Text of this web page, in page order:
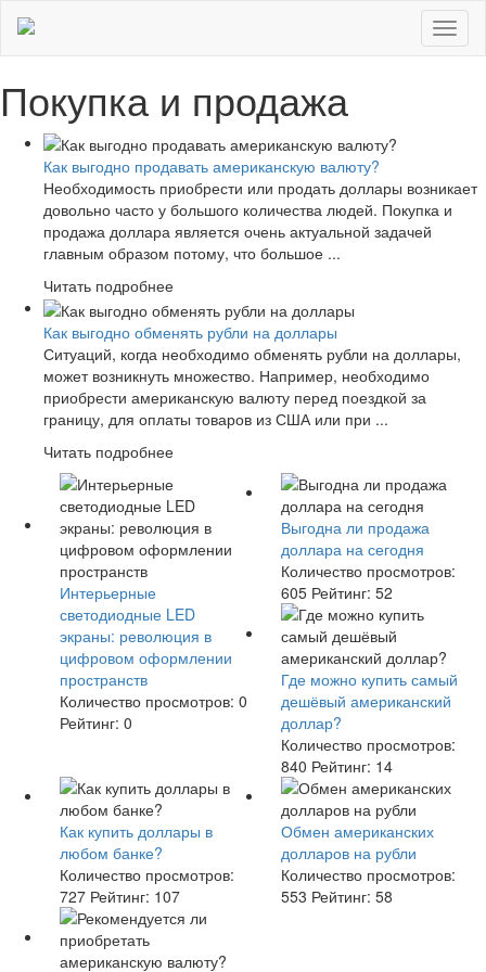
Покупка и продажа
Как выгодно продавать американскую валюту?
Необходимость приобрести или продать доллары возникает
довольно часто у большого количества людей. Покупка и
продажа доллара является очень актуальной задачей
главным образом потому, что большое ...
Читать подробнее
Как выгодно обменять рубли на доллары
Ситуаций, когда необходимо обменять рубли на доллары,
может возникнуть множество. Например, необходимо
приобрести американскую валюту перед поездкой за
границу, для оплаты товаров из США или при ...
Читать подробнее
Интерьерные
светодиодные LED
экраны: революция в
цифровом оформлении
пространств
Количество просмотров: 0
Рейтинг: 0
Выгодна ли продажа
доллара на сегодня
Количество просмотров:
605 Рейтинг: 52
Где можно купить самый
дешёвый американский
доллар?
Количество просмотров:
840 Рейтинг: 14
Как купить доллары в
любом банке?
Количество просмотров:
727 Рейтинг: 107
Обмен американских
долларов на рубли
Количество просмотров:
553 Рейтинг: 58